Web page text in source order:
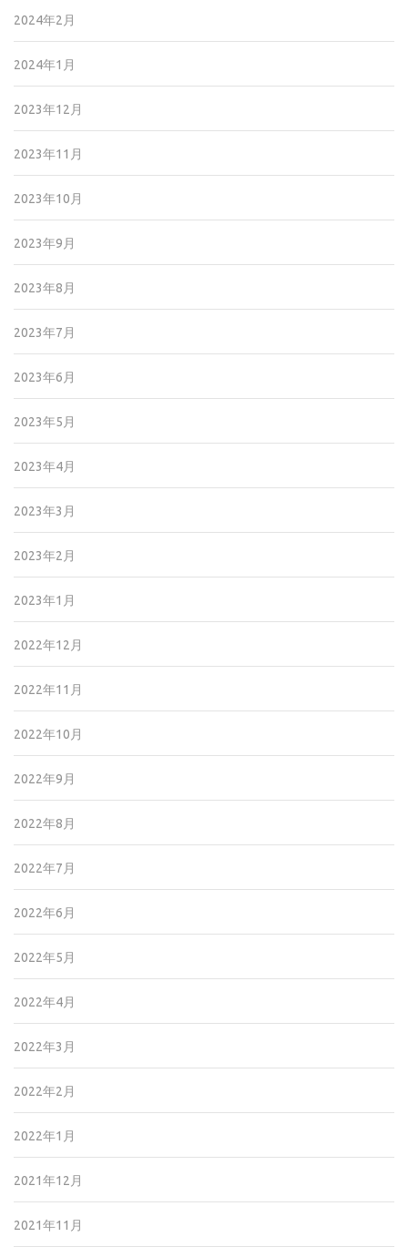
2024年2月
2024年1月
2023年12月
2023年11月
2023年10月
2023年9月
2023年8月
2023年7月
2023年6月
2023年5月
2023年4月
2023年3月
2023年2月
2023年1月
2022年12月
2022年11月
2022年10月
2022年9月
2022年8月
2022年7月
2022年6月
2022年5月
2022年4月
2022年3月
2022年2月
2022年1月
2021年12月
2021年11月